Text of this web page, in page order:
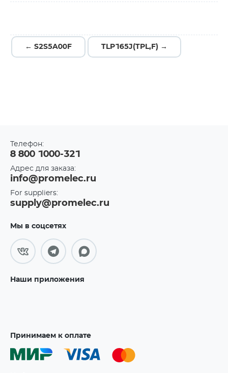
← S2S5A00F TLP165J(TPL,F) →
Телефон:
8 800 1000-321
Адрес для заказа:
info@promelec.ru
For suppliers:
supply@promelec.ru
Мы в соцсетях
Наши приложения
Принимаем к оплате